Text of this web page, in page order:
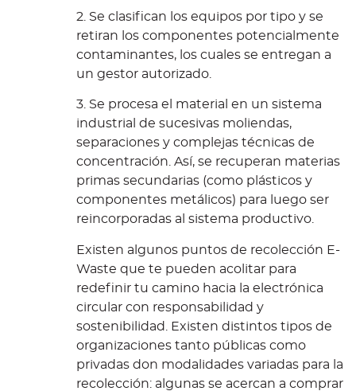
2. Se clasifican los equipos por tipo y se
retiran los componentes potencialmente
contaminantes, los cuales se entregan a
un gestor autorizado.
3. Se procesa el material en un sistema
industrial de sucesivas moliendas,
separaciones y complejas técnicas de
concentración. Así, se recuperan materias
primas secundarias (como plásticos y
componentes metálicos) para luego ser
reincorporadas al sistema productivo.
Existen algunos puntos de recolección E-
Waste que te pueden acolitar para
redefinir tu camino hacia la electrónica
circular con responsabilidad y
sostenibilidad. Existen distintos tipos de
organizaciones tanto públicas como
privadas don modalidades variadas para la
recolección: algunas se acercan a comprar